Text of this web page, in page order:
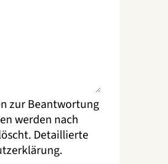
zur Beantwortung
werden nach
Detaillierte
.